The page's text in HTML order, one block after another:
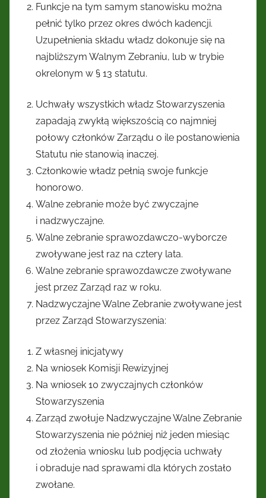
Funkcje na tym samym stanowisku można
pełnić tylko przez okres dwóch kadencji.
Uzupełnienia składu władz dokonuje się na
najbliższym Walnym Zebraniu, lub w trybie
okrelonym w § 13 statutu.
Uchwały wszystkich władz Stowarzyszenia
zapadają zwykłą większością co najmniej
połowy członków Zarządu o ile postanowienia
Statutu nie stanowią inaczej.
Członkowie władz pełnią swoje funkcje
honorowo.
Walne zebranie może być zwyczajne
i nadzwyczajne.
Walne zebranie sprawozdawczo-wyborcze
zwoływane jest raz na cztery lata.
Walne zebranie sprawozdawcze zwoływane
jest przez Zarząd raz w roku.
Nadzwyczajne Walne Zebranie zwoływane jest
przez Zarząd Stowarzyszenia:
Z własnej inicjatywy
Na wniosek Komisji Rewizyjnej
Na wniosek 10 zwyczajnych członków
Stowarzyszenia
Zarząd zwołuje Nadzwyczajne Walne Zebranie
Stowarzyszenia nie później niż jeden miesiąc
od złożenia wniosku lub podjęcia uchwały
i obraduje nad sprawami dla których zostało
zwołane.